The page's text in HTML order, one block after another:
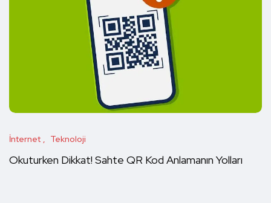
İnternet Teknoloji
Okuturken Dikkat! Sahte QR Kod Anlamanın Yolları